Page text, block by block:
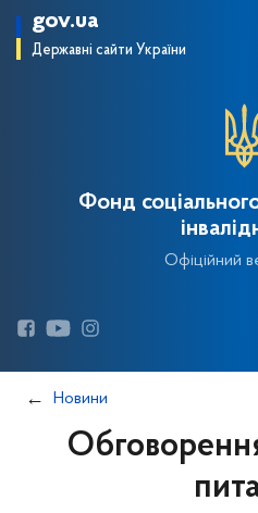
gov.ua
Державні сайти України
Фонд
Офіційний
Новини